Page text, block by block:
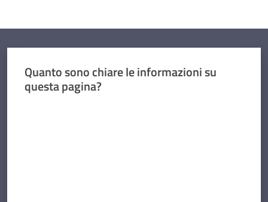
Quanto sono chiare le informazioni su
questa pagina?